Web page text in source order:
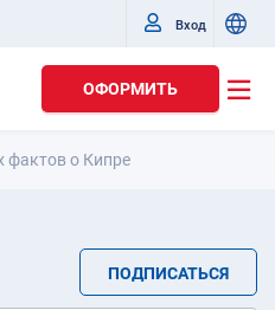
Вход
ОФОРМИТЬ
фактов о Кипре
ПОДПИСАТЬСЯ